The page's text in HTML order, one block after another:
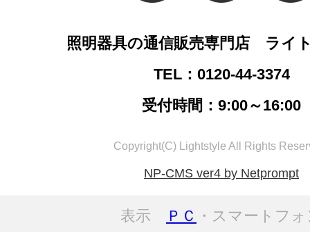
照明器具の通信販売専門店 ライ
TEL：0120-44-3374
受付時間：9:00～16:00
Copyright(C) Lightstyle All Rights
NP-CMS ver4 by Netprompt
表示 ＰＣ ・スマートフ